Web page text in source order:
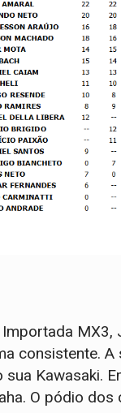
consistente.
sua Kawasaki.
O pódio